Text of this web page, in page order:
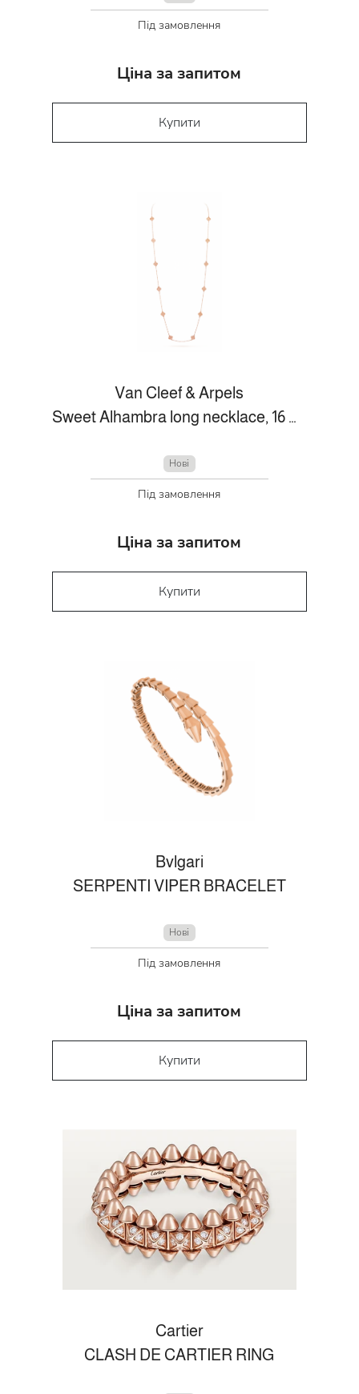
Під замовлення
Ціна за запитом
Купити
Van Cleef & Arpels
Sweet Alhambra long necklace, 16 motifs
Нові
Під замовлення
Ціна за запитом
Купити
Bvlgari
SERPENTI VIPER BRACELET
Нові
Під замовлення
Ціна за запитом
Купити
Cartier
CLASH DE CARTIER RING